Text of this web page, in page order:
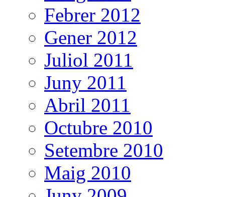
Febrer 2012
Gener 2012
Juliol 2011
Juny 2011
Abril 2011
Octubre 2010
Setembre 2010
Maig 2010